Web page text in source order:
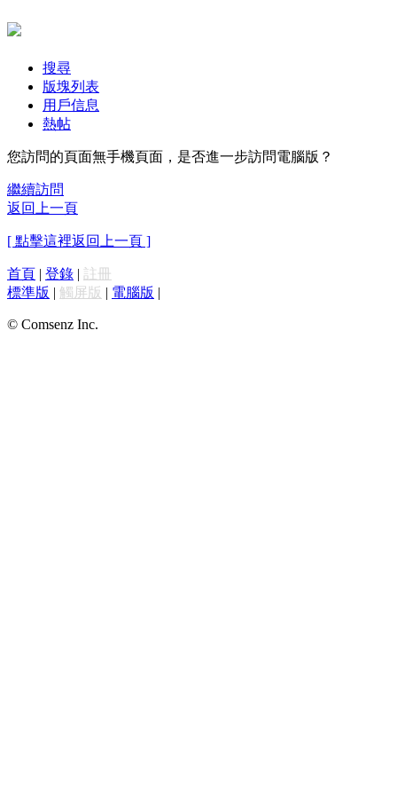
搜尋
版塊列表
用戶信息
熱帖
您訪問的頁面無手機頁面，是否進一步訪問電腦版？
繼續訪問
返回上一頁
[ 點擊這裡返回上一頁 ]
首頁 | 登錄 | 註冊
標準版 | 觸屏版 | 電腦版 |
© Comsenz Inc.